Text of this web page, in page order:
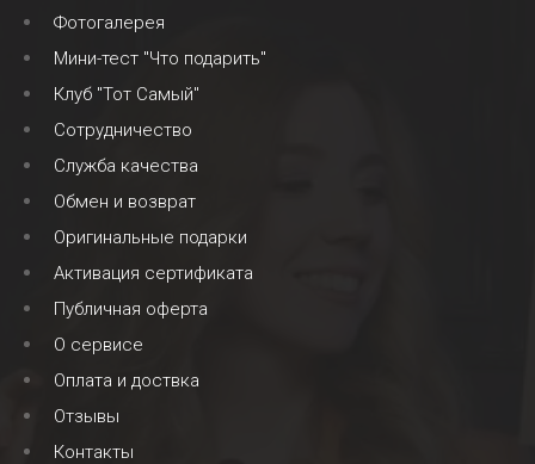
Фотогалерея
Мини-тест "Что подарить"
Клуб "Тот Самый"
Сотрудничество
Служба качества
Обмен и возврат
Оригинальные подарки
Активация сертификата
Публичная оферта
О сервисе
Оплата и доствка
Отзывы
Контакты